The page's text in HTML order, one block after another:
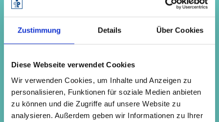
Zustimmung Details Über Cookies
Diese Webseite verwendet Cookies
Wir verwenden Cookies, um Inhalte und Anzeigen zu
personalisieren, Funktionen für soziale Medien anbieten
zu können und die Zugriffe auf unsere Website zu
analysieren. Außerdem geben wir Informationen zu Ihrer
MEHR ERFAHREN
Die Nachhaltigkeitsbewertung von
Verpackungen erfordert eine
ganzheitliche Betrachtung. Denn den
größten Anteil am ökologischen